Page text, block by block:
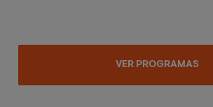
VER PROGRAMAS